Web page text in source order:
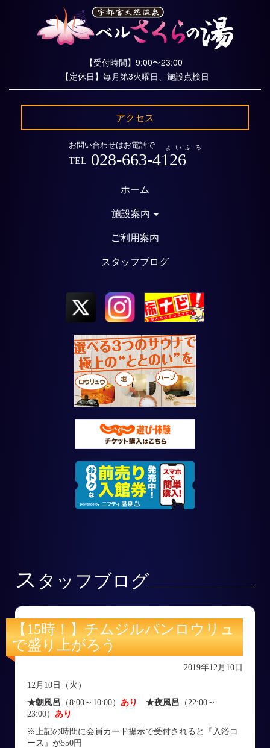
【受付時間】9:00〜23:00
【定休日】毎月第3火曜日、施設点検日
アクセス
お問い合わせはお電話で よいふろ
TEL 028-663-4126
ホーム
施設案内
ご利用案内
スタッフブログ
ス タッフブログ
【15時！】チムジルバンロウリュ
で盛り上がろう
2019年12月10日
12月10日（火）
★朝風呂 （8:00～10:00） あり ★夜風呂 （22:00～
23:00） あり
※上記の時間に会員カード提示で受付されると『入浴コ
ース』が550円